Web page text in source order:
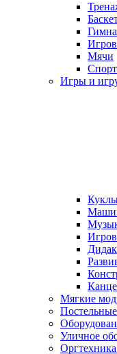
Мячи
Игры и
Мягкие
Уличное